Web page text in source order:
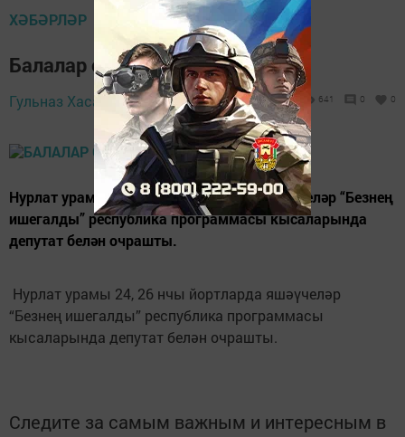
ХӘБӘРЛӘР
Балалар өчен булсын!
Гульназ Хасаншина, 13 август 2019 -
14:26
641 0 0
Нурлат урамы 24, 26 нчы йортларда яшәүчеләр “Безнең
ишегалды” республика программасы кысаларында
депутат белән очрашты.
Нурлат урамы 24, 26 нчы йортларда яшәүчеләр
“Безнең ишегалды” республика программасы
кысаларында депутат белән очрашты.
Следите за самым важным и интересным в